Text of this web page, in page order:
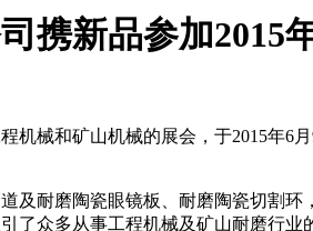
携新品参加2015
械和矿山机械的展会，于2015年6
耐磨陶瓷眼镜板、耐磨陶瓷切割环
了众多从事工程机械及矿山耐磨行